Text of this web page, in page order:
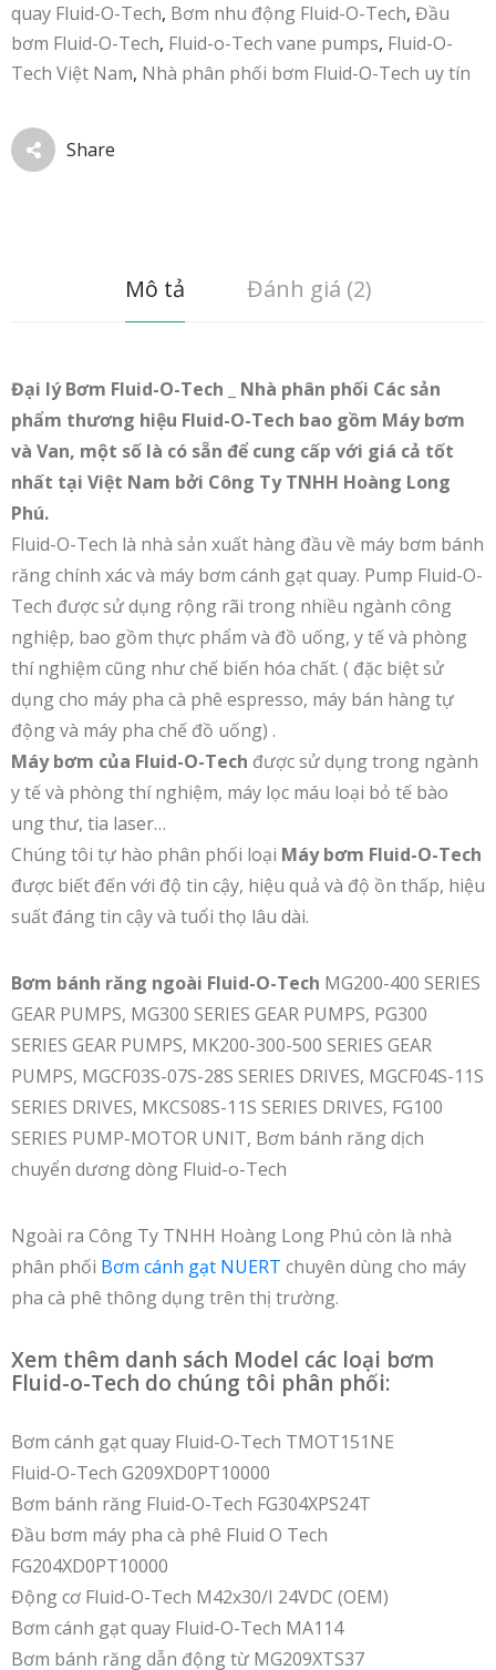
quay Fluid-O-Tech, Bơm nhu động Fluid-O-Tech, Đầu
bơm Fluid-O-Tech, Fluid-o-Tech vane pumps, Fluid-O-
Tech Việt Nam, Nhà phân phối bơm Fluid-O-Tech uy tín
Share
Mô tả Đánh giá (2)
Đại lý Bơm Fluid-O-Tech _ Nhà phân phối Các sản
phẩm thương hiệu Fluid-O-Tech bao gồm Máy bơm
và Van, một số là có sẵn để cung cấp với giá cả tốt
nhất tại Việt Nam bởi Công Ty TNHH Hoàng Long
Phú.
Fluid-O-Tech là nhà sản xuất hàng đầu về máy bơm bánh
răng chính xác và máy bơm cánh gạt quay. Pump Fluid-O-
Tech được sử dụng rộng rãi trong nhiều ngành công
nghiệp, bao gồm thực phẩm và đồ uống, y tế và phòng
thí nghiệm cũng như chế biến hóa chất. ( đặc biệt sử
dụng cho máy pha cà phê espresso, máy bán hàng tự
động và máy pha chế đồ uống) .
Máy bơm của Fluid-O-Tech được sử dụng trong ngành
y tế và phòng thí nghiệm, máy lọc máu loại bỏ tế bào
ung thư, tia laser…
Chúng tôi tự hào phân phối loại Máy bơm Fluid-O-Tech
được biết đến với độ tin cậy, hiệu quả và độ ồn thấp, hiệu
suất đáng tin cậy và tuổi thọ lâu dài.
Bơm bánh răng ngoài Fluid-O-Tech MG200-400 SERIES
GEAR PUMPS, MG300 SERIES GEAR PUMPS, PG300
SERIES GEAR PUMPS, MK200-300-500 SERIES GEAR
PUMPS, MGCF03S-07S-28S SERIES DRIVES, MGCF04S-11S
SERIES DRIVES, MKCS08S-11S SERIES DRIVES, FG100
SERIES PUMP-MOTOR UNIT, Bơm bánh răng dịch
chuyển dương dòng Fluid-o-Tech
Ngoài ra Công Ty TNHH Hoàng Long Phú còn là nhà
phân phối Bơm cánh gạt NUERT chuyên dùng cho máy
pha cà phê thông dụng trên thị trường.
Xem thêm danh sách Model các loại bơm
Fluid-o-Tech do chúng tôi phân phối:
Bơm cánh gạt quay Fluid-O-Tech TMOT151NE
Fluid-O-Tech G209XD0PT10000
Bơm bánh răng Fluid-O-Tech FG304XPS24T
Đầu bơm máy pha cà phê Fluid O Tech
FG204XD0PT10000
Động cơ Fluid-O-Tech M42x30/I 24VDC (OEM)
Bơm cánh gạt quay Fluid-O-Tech MA114
Bơm bánh răng dẫn động từ MG209XTS37